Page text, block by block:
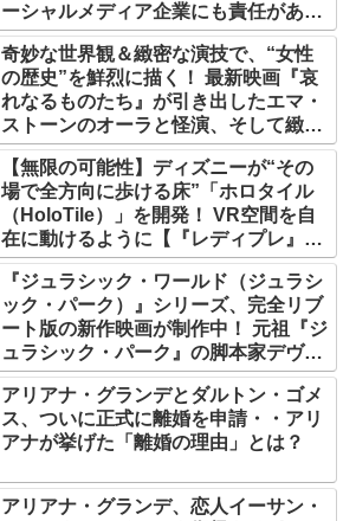
ーシャルメディア企業にも責任があ
る」「議会が法的措置を講じるべき」
奇妙な世界観＆緻密な演技で、“女性
の歴史”を鮮烈に描く！ 最新映画『哀
れなるものたち』が引き出したエマ・
ストーンのオーラと怪演、そして緻密
すぎる演技力！ これは女性の“自由意
志”の物語［レビュー＆解説］
【無限の可能性】ディズニーが“その
場で全方向に歩ける床”「ホロタイル
（HoloTile）」を開発！ VR空間を自
在に動けるように【『レディプレ』実
現への大きな一歩？】
『ジュラシック・ワールド（ジュラシ
ック・パーク）』シリーズ、完全リブ
ート版の新作映画が制作中！ 元祖『ジ
ュラシック・パーク』の脚本家デヴィ
ッド・コープが関与
アリアナ・グランデとダルトン・ゴメ
ス、ついに正式に離婚を申請・・アリ
アナが挙げた「離婚の理由」とは？
アリアナ・グランデ、恋人イーサン・